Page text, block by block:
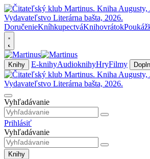
DoručenieKníhkupectváKnihovrátok
Knihy E-knihyAudioknihyHryFilmy
Vyhľadávanie
Prihlásiť
Vyhľadávanie
Knihy